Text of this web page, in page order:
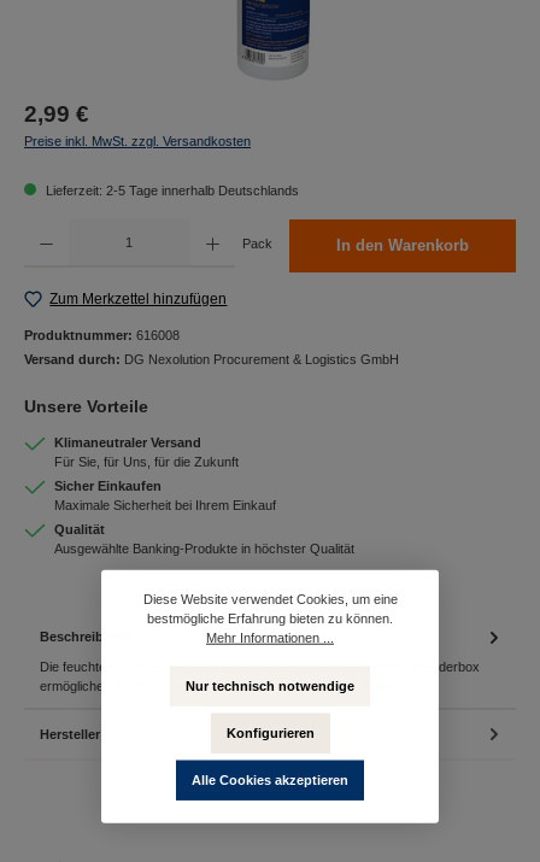
2,99 €
Preise inkl. MwSt. zzgl. Versandkosten
Lieferzeit: 2-5 Tage innerhalb Deutschlands
Pack In den Warenkorb
Zum Merkzettel hinzufügen
Produktnummer: 616008
Versand durch: DG Nexolution Procurement & Logistics GmbH
Unsere Vorteile
Klimaneutraler Versand
Für Sie, für Uns, für die Zukunft
Sicher Einkaufen
Maximale Sicherheit bei Ihrem Einkauf
Qualität
Ausgewählte Banking-Produkte in höchster Qualität
Beschreibung
Die feuchten Soennecken Reinigungstücher in der praktischen Spenderbox
ermöglichen Ihnen die einfach und schnelle Reinigun…
Hersteller
Diese Website verwendet Cookies, um eine
bestmögliche Erfahrung bieten zu können.
Mehr Informationen ...
Nur technisch notwendige
Konfigurieren
Alle Cookies akzeptieren